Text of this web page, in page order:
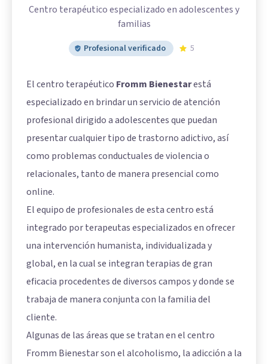
Centro terapéutico especializado en adolescentes y
familias
Profesional verificado 5
El centro terapéutico Fromm Bienestarestá
especializado en brindar un servicio de atención
profesional dirigido a adolescentes que puedan
presentar cualquier tipo de trastorno adictivo, así
como problemas conductuales de violencia o
relacionales, tanto de manera presencial como
online.
El equipo de profesionales de esta centro está
integrado por terapeutas especializados en ofrecer
una intervención humanista, individualizada y
global, en la cual se integran terapias de gran
eficacia procedentes de diversos campos y donde se
trabaja de manera conjunta con la familia del
cliente.
Algunas de las áreas que se tratan en el centro
Fromm Bienestar son el alcoholismo, la adicción a la